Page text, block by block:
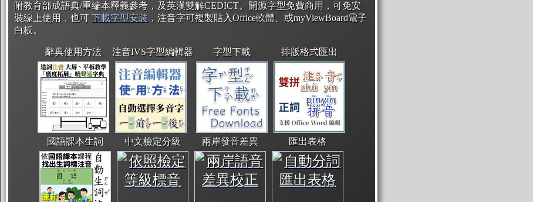
附教育部成語典/重編本釋義參考，及英漢雙解CEDICT。開源字型免費商用，可免安
裝線上使用，也可 下載字型安裝 ，注音字可複製貼入Office軟體、或myViewBoard電子
白板。
辭典使用方法 注音IVS字型編輯器 字型下載 排版格式匯出
國語課本生詞 中文檢定分級 兩岸發音差異 匯出表格